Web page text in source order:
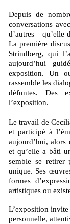
Depuis de
conversations
d’autres – qu’elle
La première
Strindberg, qui
aujourd’hui
exposition. Un
rassemble les
défuntes. Des
l’exposition.
Le travail de
et participé à
aujourd’hui, alors
et qu’elle a bâti
semble se retirer
unique. Ses
formes
artistiques ou
L’exposition invite à découvrir une œuvre subtile et profondément
personnelle,